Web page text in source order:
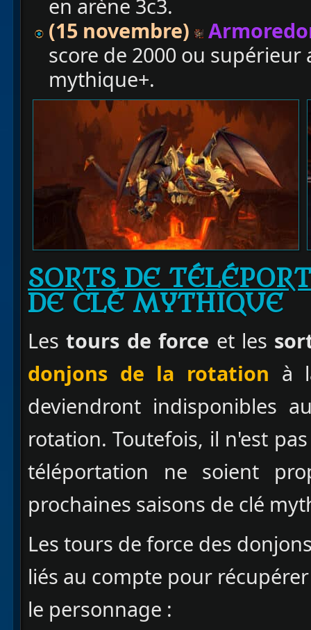
en arène 3c3.
(15 novembre)
score de 2000 ou supérieur
mythique+.
SORTS DE
DE CLÉ MYTHIQUE
Lestours de force et les
donjons de la rotation à
deviendront indisponibles
rotation. Toutefois, il n'est
téléportation ne soient
prochaines saisons de clé
Les tours de force des
liés au compte pour
le personnage :